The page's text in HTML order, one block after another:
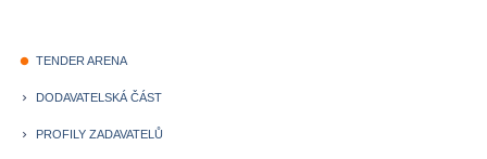
fiber_manual_record TENDER ARENA
keyboard_arrow_right DODAVATELSKÁ ČÁST
keyboard_arrow_right PROFILY ZADAVATELŮ